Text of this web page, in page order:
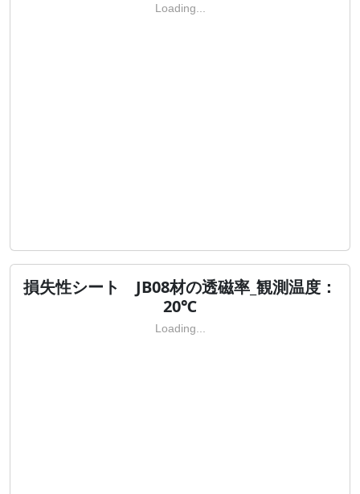
Loading...
損失性シート JB08材の透磁率_観測温度：
20℃
Loading...